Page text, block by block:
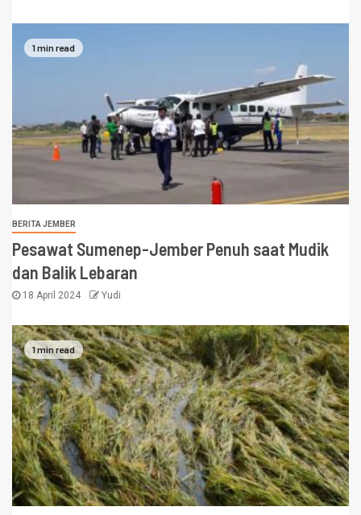
1 min read
BERITA JEMBER
Pesawat Sumenep-Jember Penuh saat Mudik
dan Balik Lebaran
18 April 2024 Yudi
1 min read